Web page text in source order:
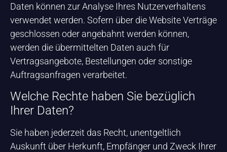
Daten können zur Analyse Ihres Nutzerverhaltens
verwendet werden. Sofern über die Website Verträge
geschlossen oder angebahnt werden können,
werden die übermittelten Daten auch für
Vertragsangebote, Bestellungen oder sonstige
Auftragsanfragen verarbeitet.
Welche Rechte haben Sie bezüglich
Ihrer Daten?
Sie haben jederzeit das Recht, unentgeltlich
Auskunft über Herkunft, Empfänger und Zweck Ihrer